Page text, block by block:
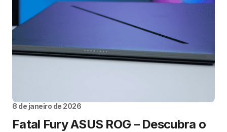
8 de janeiro de 2026
Fatal Fury ASUS ROG – Descubra o